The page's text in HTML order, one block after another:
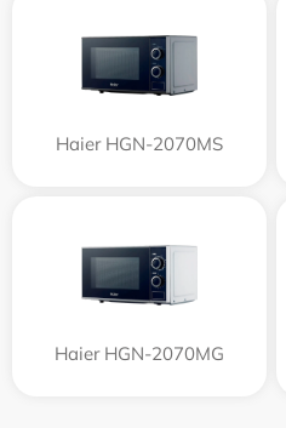
Haier HGN-2070MS
Haier HGN-2070MG